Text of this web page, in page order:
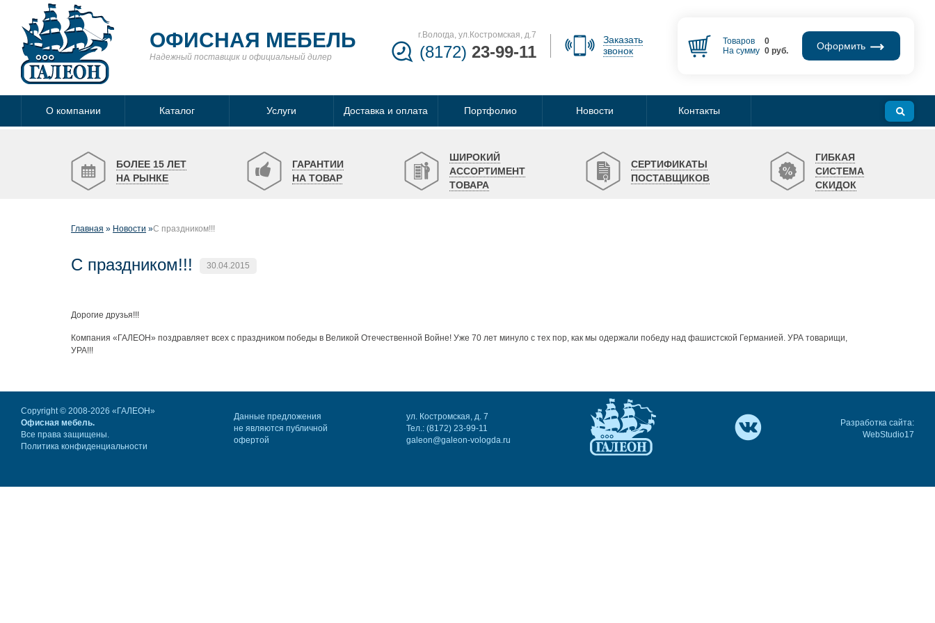
ОФИСНАЯ МЕБЕЛЬ
Надежный поставщик и официальный дилер
г.Вологда, ул.Костромская, д.7
(8172) 23-99-11
Заказать
звонок
Товаров
0
На сумму 0руб. Оформить
О компании Каталог Услуги Доставка и оплата Портфолио Новости Контакты
БОЛЕЕ 15 ЛЕТ
НА РЫНКЕ
ГАРАНТИИ
НА ТОВАР
ШИРОКИЙ
АССОРТИМЕНТ
ТОВАРА
СЕРТИФИКАТЫ
ПОСТАВЩИКОВ
ГИБКАЯ
СИСТЕМА
СКИДОК
Главная Новости С праздником!!!
С праздником!!! 30.04.2015
Дорогие друзья!!!
Компания «ГАЛЕОН» поздравляет всех с праздником победы в Великой Отечественной Войне! Уже 70 лет минуло с тех пор, как мы одержали победу над фашистской Германией. УРА товарищи,
УРА!!!
Copyright © 2008-2026 «ГАЛЕОН»
Офисная мебель.
Все права защищены.
Политика конфиденциальности
Данные предложения
не являются публичной
офертой
ул. Костромская, д. 7
Тел.: (8172) 23-99-11
galeon@galeon-vologda.ru
Разработка сайта:
WebStudio17